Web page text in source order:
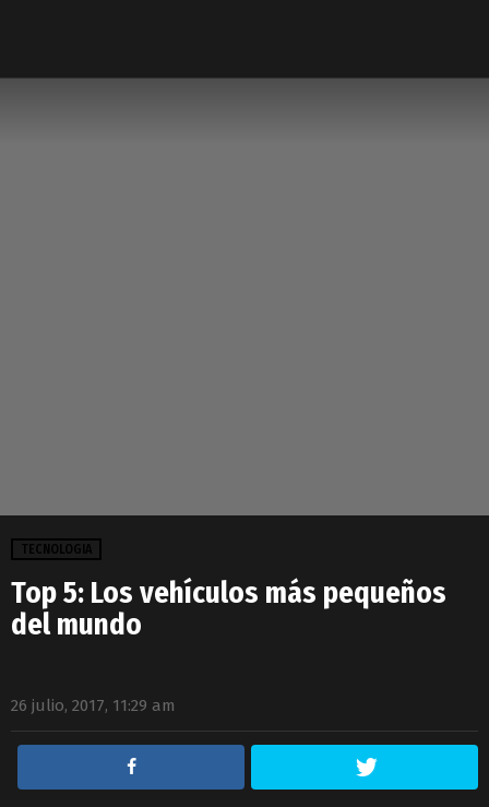
TECNOLOGIA
Top 5: Los vehículos más pequeños
del mundo
26 julio, 2017, 11:29 am